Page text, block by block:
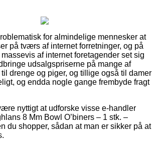
for almindelige mennesker at
på tværs af internet forretninger, og på
af internet foretagender set sig
udsalgspriserne på mange af
drenge og piger, og tillige også til damer
og endda nogle gange frembyde fragt
nyttigt at udforske visse e-handler
8 Mm Bowl O’biners – 1 stk. –
du shopper, sådan at man er sikker på at